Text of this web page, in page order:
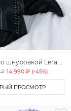
шнуровкой Lera
Unreal
₽ 14 990 ₽ (-45%)
ПРОСМОТР